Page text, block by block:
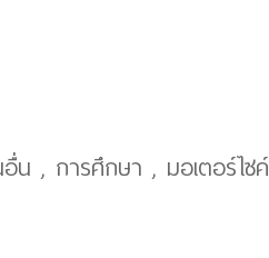
น , การศึกษา , มอเตอร์ไซค์